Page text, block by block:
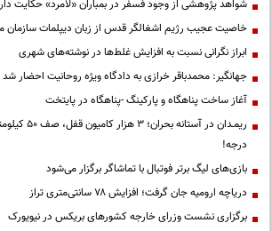
شواهد پژوهشی از وجود فسفر در بمباران «لامرد» حکایت
خاصیت عجیب رژیم اشغالگر قدس از زبان دیپلمات سازمان
ابراز نگرانی نسبت به افزایش غلط‌ها در نوشته‌های شهری
جهانگیر: محمدباقر خرازی به دادگاه ویژه روحانیت احضار شد
آغاز ساخت پناهگاه و پارکینگ -پناهگاه در پایتخت
درجه!
بازی‌های لیگ برتر فوتبال با تماشاگر برگزار می‌شود
دریاچه ارومیه جان گرفت؛ افزایش ۷۸ سانتی‌متری تراز
برگزاری نشست وزرای خارجه کشورهای بریکس در نیویورک